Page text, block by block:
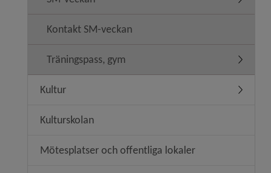
Kontakt SM-veckan
Träningspass, gym
Kultur
Kulturskolan
Mötesplatser och offentliga lokaler